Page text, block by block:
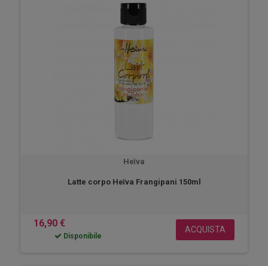
Heïva
Latte corpo Heïva Frangipani 150ml
16,90 €
Disponibile
ACQUISTA